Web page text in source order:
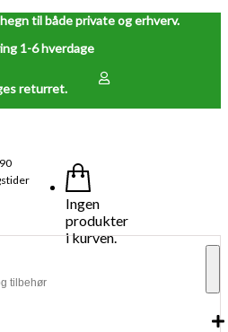
til både private og erhverv.
1-6 hverdage
returret.
Ingen
produkter
i kurven.